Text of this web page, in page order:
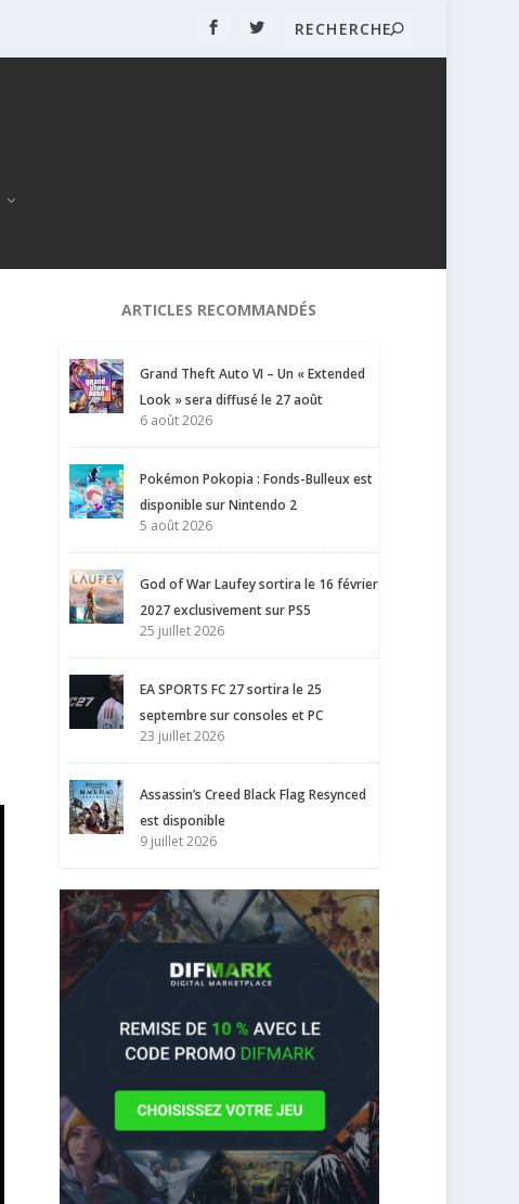
ARTICLES RECOMMANDÉS
Grand Theft Auto VI – Un « Extended
Look » sera diffusé le 27 août
6 août 2026
Pokémon Pokopia : Fonds-Bulleux est
disponible sur Nintendo 2
5 août 2026
God of War Laufey sortira le 16 février
2027 exclusivement sur PS5
25 juillet 2026
EA SPORTS FC 27 sortira le 25
septembre sur consoles et PC
23 juillet 2026
Assassin’s Creed Black Flag Resynced
est disponible
9 juillet 2026